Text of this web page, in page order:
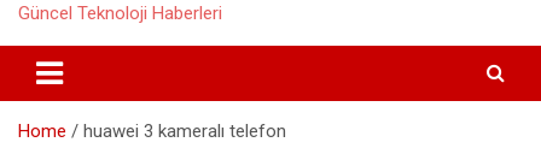
Güncel Teknoloji Haberleri
Home huawei 3 kameralı telefon